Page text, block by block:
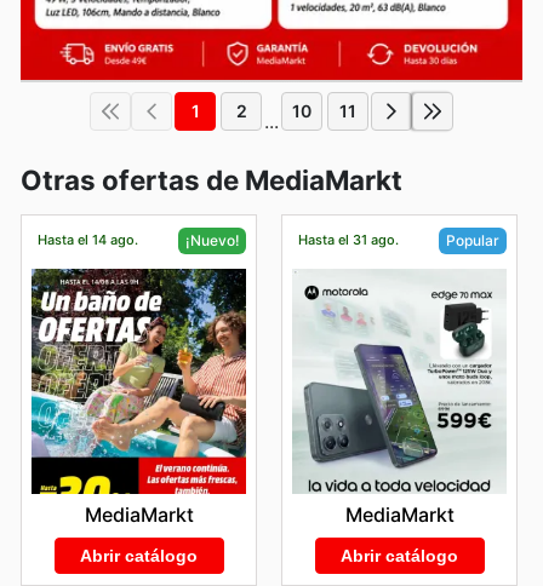
1 2 ... 10 11
Otras ofertas de MediaMarkt
Hasta el 14 ago. ¡Nuevo!
MediaMarkt
Abrir catálogo
Hasta el 31 ago. Popular
MediaMarkt
Abrir catálogo